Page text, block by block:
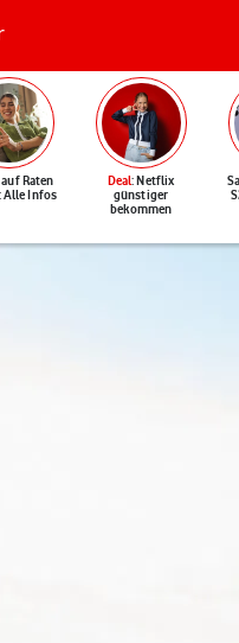
Raten
Alle Infos
Deal: Netflix
günstiger
bekommen